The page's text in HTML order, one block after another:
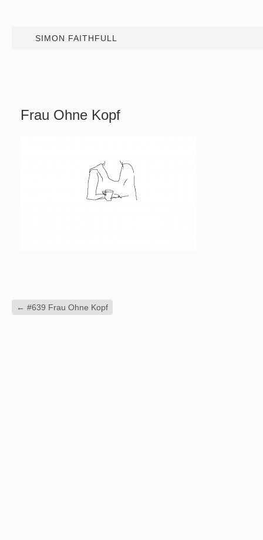
SIMON FAITHFULL
Frau Ohne Kopf
← #639 Frau Ohne Kopf